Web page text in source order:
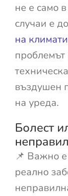
не е само
случаи е
на
проблемът
въздушен
на уреда.
Болест
📌 Важно
реално